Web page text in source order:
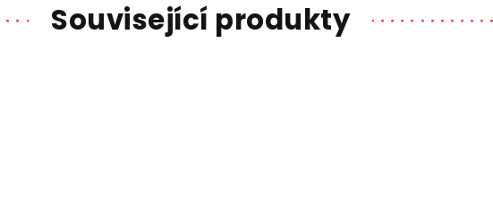
Související produkty